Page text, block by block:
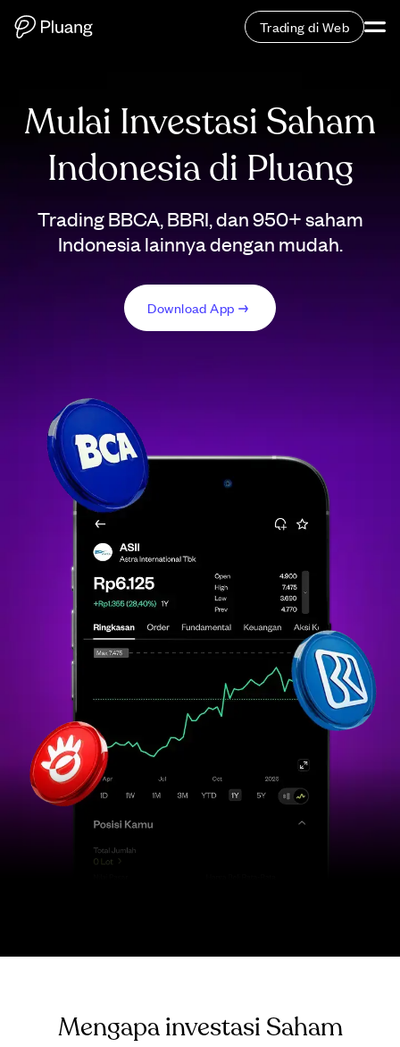
Trading di Web
Mulai Investasi Saham
Indonesia di Pluang
Trading BBCA, BBRI, dan 950+ saham
Indonesia lainnya dengan mudah.
Download App
Mengapa investasi Saham